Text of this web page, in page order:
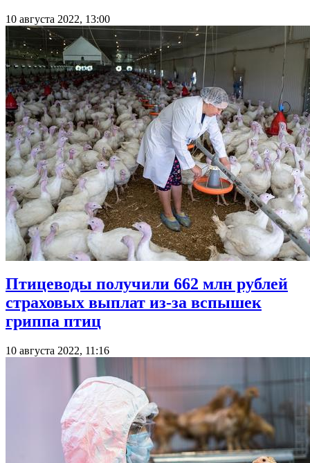
10 августа 2022, 13:00
Птицеводы получили 662 млн рублей
страховых выплат из-за вспышек
гриппа птиц
10 августа 2022, 11:16